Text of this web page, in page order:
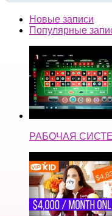
Новые записи
Популярные
РАБОЧАЯ